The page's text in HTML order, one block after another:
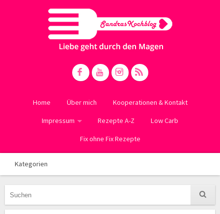
Home Über mich Kooperationen & Kontakt
Impressum Rezepte A-Z Low Carb
Fix ohne Fix Rezepte
Kategorien